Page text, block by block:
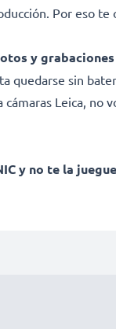
Por eso
y
quedarse sin
cámaras Leica, no
y no te la